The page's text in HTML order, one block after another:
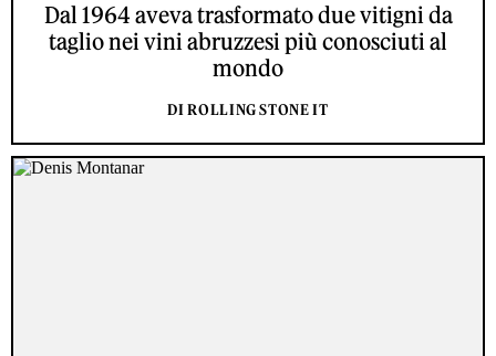
Dal 1964 aveva trasformato due vitigni da
taglio nei vini abruzzesi più conosciuti al
mondo
DI ROLLING STONE IT